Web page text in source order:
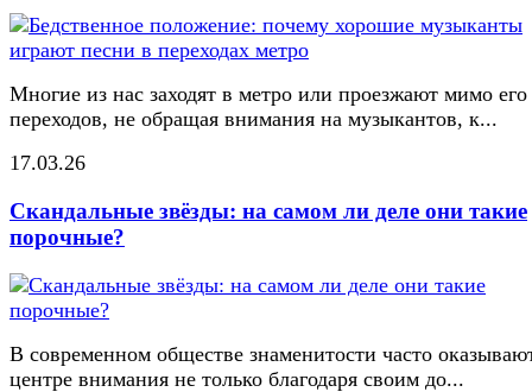
Многие из нас заходят в метро или проезжают мимо его
переходов, не обращая внимания на музыкантов, к...
17.03.26
Скандальные звёзды: на самом ли деле они такие
порочные?
В современном обществе знаменитости часто
центре внимания не только благодаря своим до...